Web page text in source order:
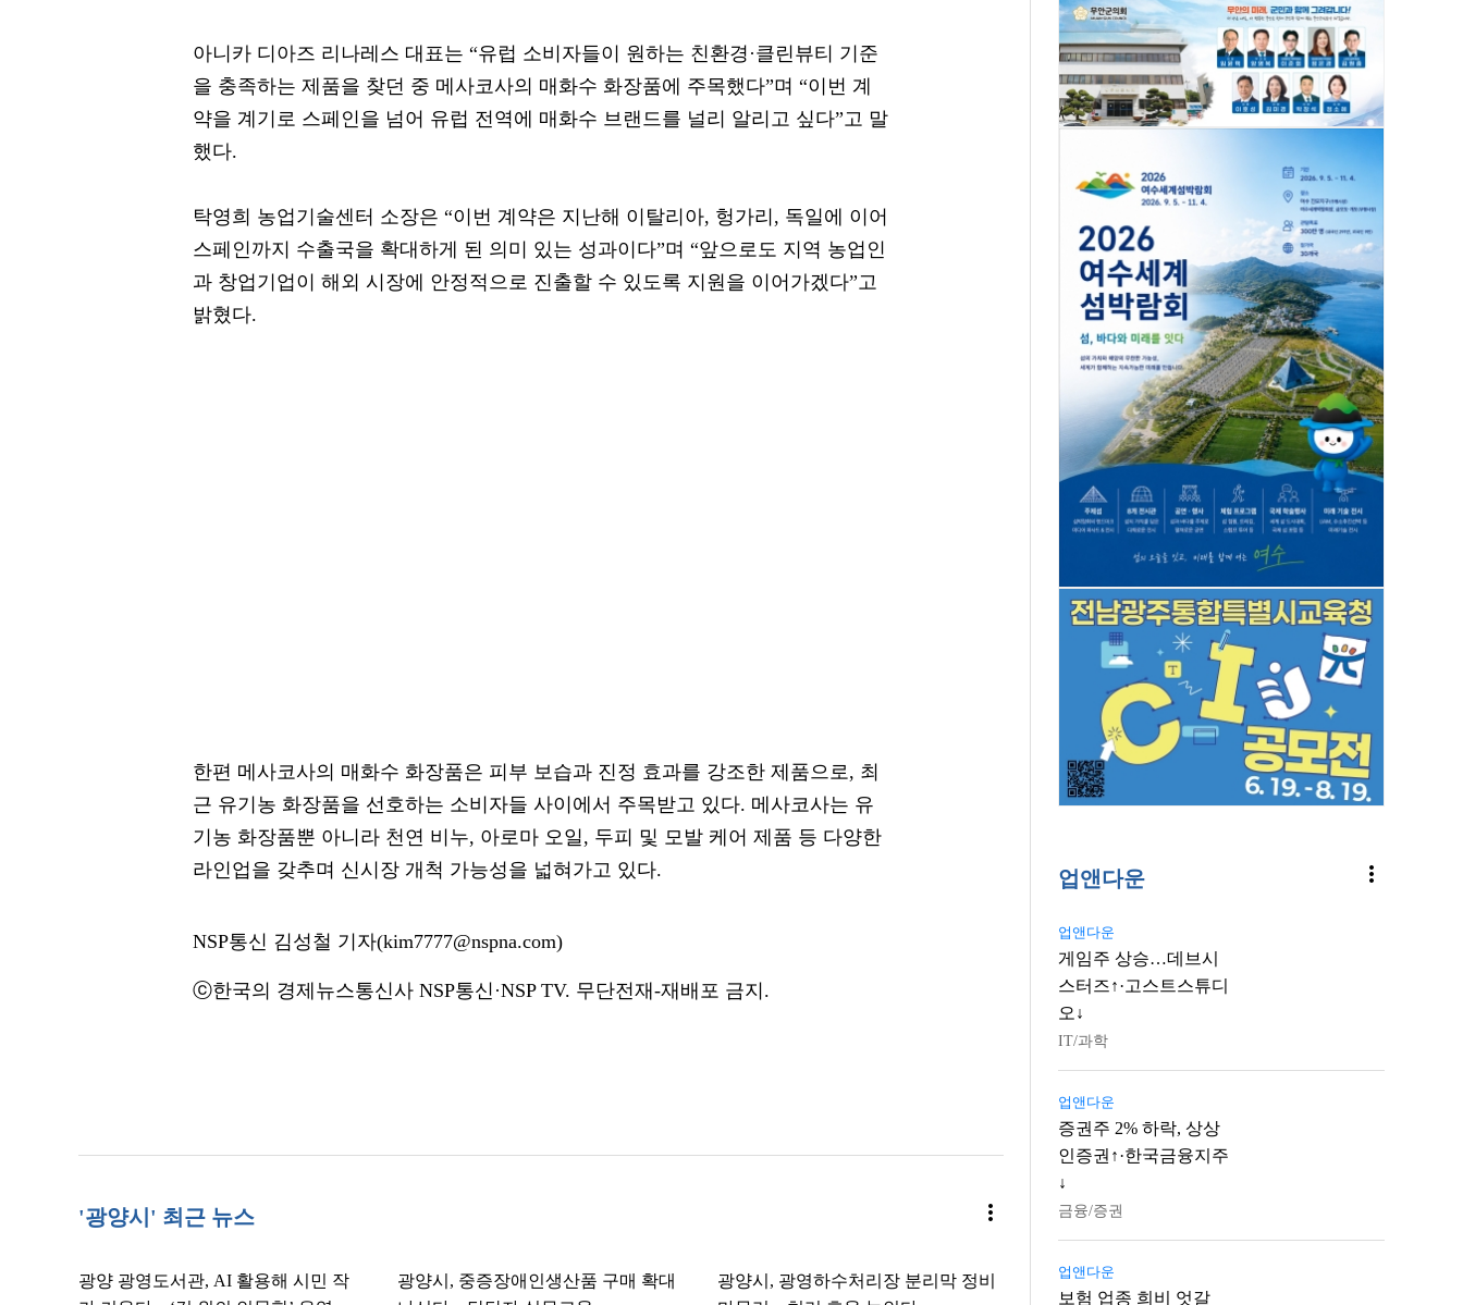
아니카 디아즈 리나레스 대표는 “유럽 소비자들이 원하는 친환경·클린뷰티 기준
을 충족하는 제품을 찾던 중 메사코사의 매화수 화장품에 주목했다”며 “이번 계
약을 계기로 스페인을 넘어 유럽 전역에 매화수 브랜드를 널리 알리고 싶다”고 말
했다.
탁영희 농업기술센터 소장은 “이번 계약은 지난해 이탈리아, 헝가리, 독일에 이어
스페인까지 수출국을 확대하게 된 의미 있는 성과이다”며 “앞으로도 지역 농업인
과 창업기업이 해외 시장에 안정적으로 진출할 수 있도록 지원을 이어가겠다”고
밝혔다.
한편 메사코사의 매화수 화장품은 피부 보습과 진정 효과를 강조한 제품으로, 최
근 유기농 화장품을 선호하는 소비자들 사이에서 주목받고 있다. 메사코사는 유
기농 화장품뿐 아니라 천연 비누, 아로마 오일, 두피 및 모발 케어 제품 등 다양한
라인업을 갖추며 신시장 개척 가능성을 넓혀가고 있다.
NSP통신 김성철 기자(kim7777@nspna.com)
ⓒ한국의 경제뉴스통신사 NSP통신·NSP TV. 무단전재-재배포 금지.
'광양시' 최근 뉴스 more_vert
광양 광영도서관, AI 활용해 시민 작
광양시, 중증장애인생산품 구매 확대
광양시, 광영하수처리장 분리막 정비
업앤다운 more_vert
업앤다운
게임주 상승…데브시
스터즈↑·고스트스튜디
오↓
IT/과학
업앤다운
증권주 2% 하락, 상상
인증권↑·한국금융지주
↓
금융/증권
업앤다운
보험 업종 희비 엇갈